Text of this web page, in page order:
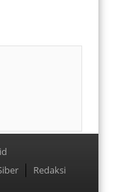
Redaksi